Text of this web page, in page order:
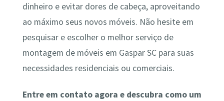
dinheiro e evitar dores de cabeça, aproveitando
ao máximo seus novos móveis. Não hesite em
pesquisar e escolher o melhor serviço de
montagem de móveis em Gaspar SC para suas
necessidades residenciais ou comerciais.
Entre em contato agora e descubra como um